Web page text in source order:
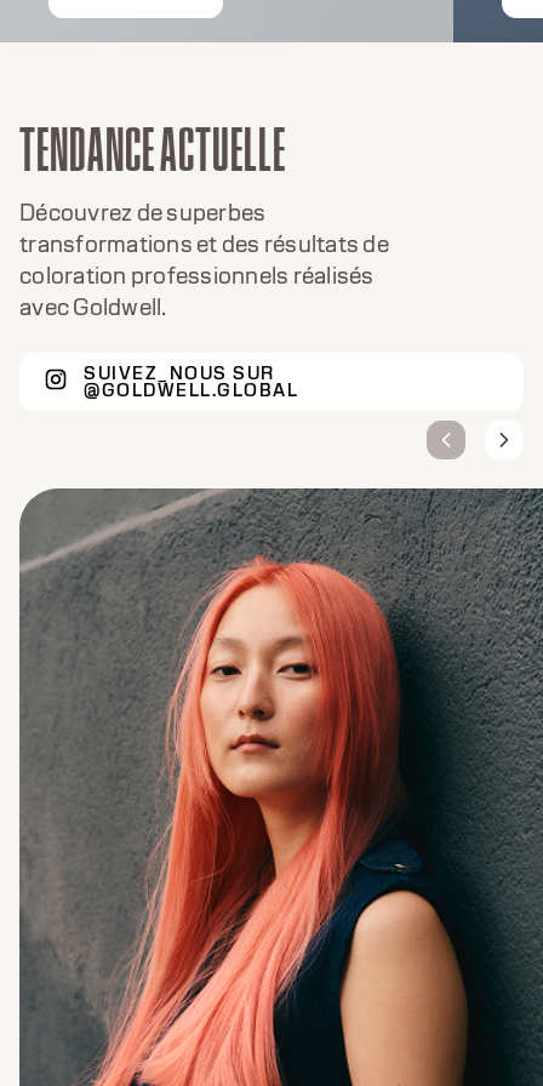
TENDANCE ACTUELLE
Découvrez de superbes
transformations et des résultats de
coloration professionnels réalisés
avec Goldwell.
SUIVEZ_NOUS SUR
@GOLDWELL.GLOBAL